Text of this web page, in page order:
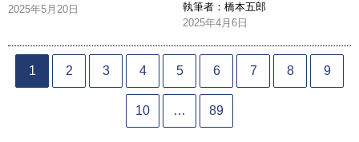
2025年5月20日 執筆者：橋本五郎
2025年4月6日
1 2 3 4 5 6 7 8 9
10 … 89